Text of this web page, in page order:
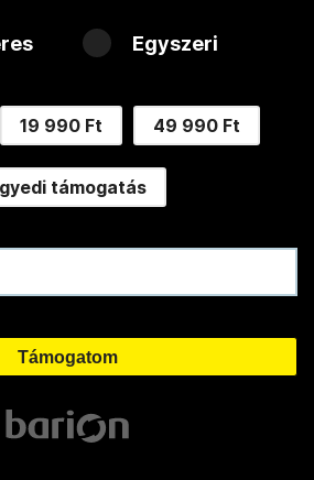
Egyszeri
19 990 Ft 49 990 Ft
támogatás